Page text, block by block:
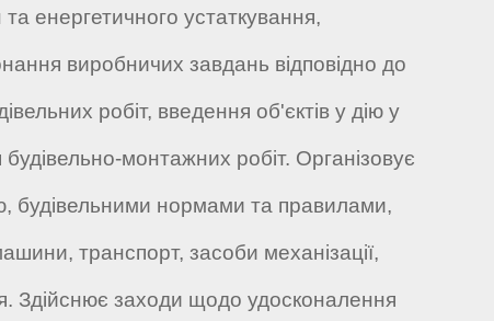
енергетичного устаткування,
виробничих завдань відповідно до
робіт, введення об'єктів у дію у
монтажних робіт. Організовує
будівельними нормами та правилами,
транспорт, засоби механізації,
Здійснює заходи щодо удосконалення